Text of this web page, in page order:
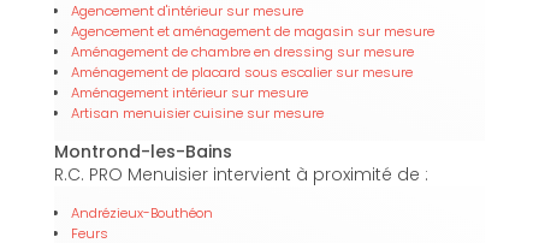
Agencement d'intérieur sur mesure
Agencement et aménagement de magasin sur mesure
Aménagement de chambre en dressing sur mesure
Aménagement de placard sous escalier sur mesure
Aménagement intérieur sur mesure
Artisan menuisier cuisine sur mesure
Montrond-les-Bains
R.C. PRO Menuisier intervient à proximité de :
Andrézieux-Bouthéon
Feurs